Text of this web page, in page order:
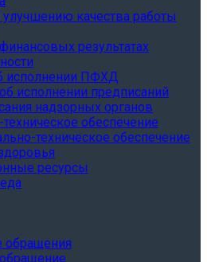
качества работы
результатах
исполнении ПФХД
исполнении предписаний
надзорных органов
обеспечение
техническое обеспечение
ресурсы
обращения